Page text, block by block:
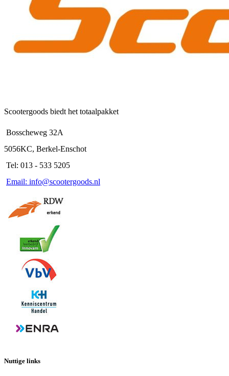
Scootergoods biedt het totaalpakket
Bosscheweg 32A
5056KC, Berkel-Enschot
Tel: 013 - 533 5205
Email: info@scootergoods.nl
Nuttige links